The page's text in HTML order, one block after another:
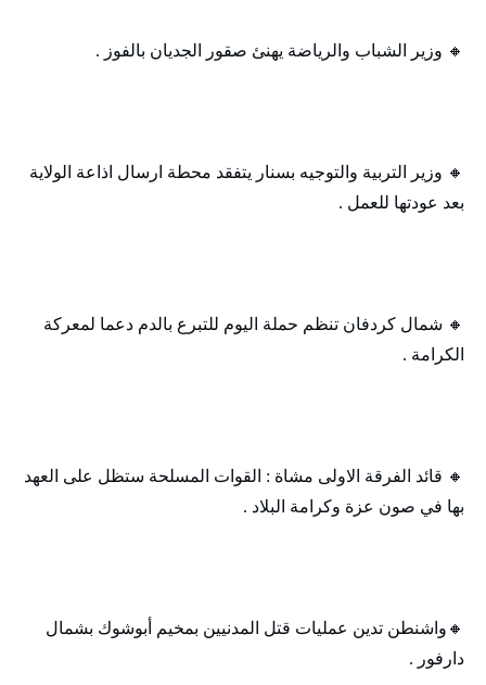
🔸 وزير الشباب والرياضة يهنئ صقور الجديان بالفوز .
🔸 وزير التربية والتوجيه بسنار يتفقد محطة ارسال اذاعة الولاية
بعد عودتها للعمل .
🔸 شمال كردفان تنظم حملة اليوم للتبرع بالدم دعما لمعركة
الكرامة .
🔸 قائد الفرقة الاولى مشاة : القوات المسلحة ستظل على العهد
بها في صون عزة وكرامة البلاد .
🔸واشنطن تدين عمليات قتل المدنيين بمخيم أبوشوك بشمال
دارفور .